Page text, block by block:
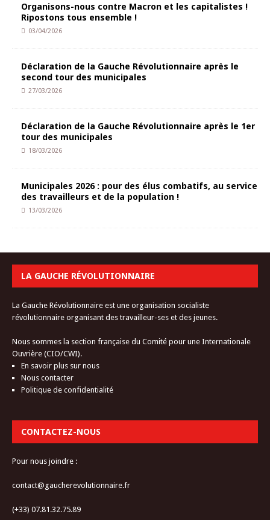
Organisons-nous contre Macron et les capitalistes !
Ripostons tous ensemble !
03/04/2026
Déclaration de la Gauche Révolutionnaire après le
second tour des municipales
27/03/2026
Déclaration de la Gauche Révolutionnaire après le 1er
tour des municipales
18/03/2026
Municipales 2026 : pour des élus combatifs, au service
des travailleurs et de la population !
13/03/2026
LA GAUCHE RÉVOLUTIONNAIRE
La Gauche Révolutionnaire est une organisation socialiste
révolutionnaire organisant des travailleur-ses et des jeunes.
Nous sommes la section française du Comité pour une Internationale
Ouvrière (CIO/CWI).
En savoir plus sur nous
Nous contacter
Politique de confidentialité
CONTACTEZ-NOUS
Pour nous joindre :
contact@gaucherevolutionnaire.fr
(+33) 07.81.32.75.89